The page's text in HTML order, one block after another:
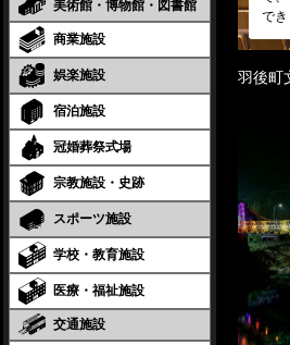
美術館・博物館・図書館
商業施設
娯楽施設
宿泊施設
冠婚葬祭式場
宗教施設・史跡
スポーツ施設
学校・教育施設
医療・福祉施設
交通施設
で
羽後